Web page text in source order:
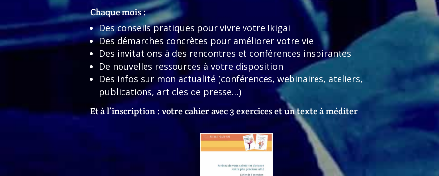
Chaque mois :
Des conseils pratiques pour vivre votre Ikigai
Des démarches concrètes pour améliorer votre vie
Des invitations à des rencontres et conférences inspirantes
De nouvelles ressources à votre disposition
Des infos sur mon actualité (conférences, webinaires, ateliers,
publications, articles de presse…)
Et à l’inscription : votre cahier avec 3 exercices et un texte à méditer